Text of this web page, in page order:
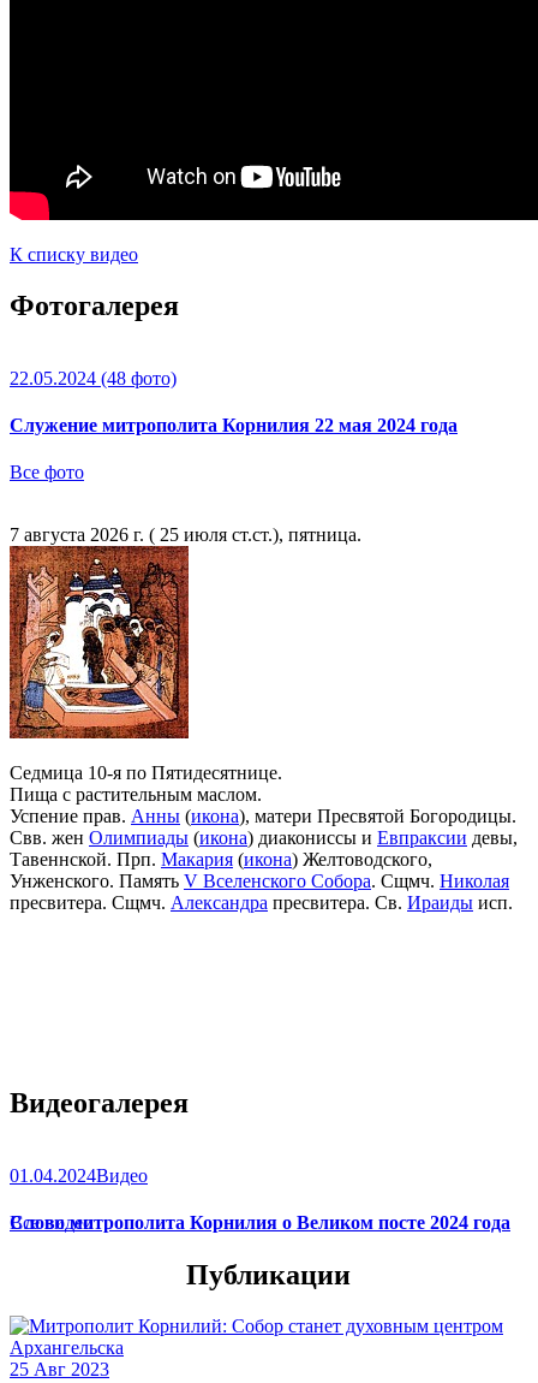
К списку видео
Фотогалерея
22.05.2024 (48 фото)
Служение митрополита Корнилия 22 мая 2024 года
Все фото
7 августа 2026 г. ( 25 июля ст.ст.), пятница.
Седмица 10-я по Пятидесятнице.
Пища с растительным маслом.
Успение прав. Анны (икона), матери Пресвятой Богородицы.
Свв. жен Олимпиады (икона) диакониссы и Евпраксии девы,
Тавеннской. Прп. Макария (икона) Желтоводского,
Унженского. Память V Вселенского Собора. Сщмч. Николая
пресвитера. Сщмч. Александра пресвитера. Св. Ираиды исп.
Видеогалерея
01.04.2024Видео
Слово митрополита Корнилия о Великом посте 2024 года
Все видео
Публикации
25 Авг 2023